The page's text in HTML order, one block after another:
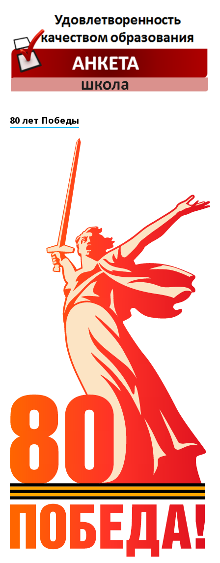
80 лет Победы